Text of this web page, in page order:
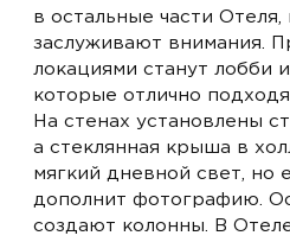
в остальные части
заслуживают внимания.
локациями станут лобби
которые отлично
На стенах установлены
а стеклянная крыша в
мягкий дневной свет, но
дополнит фотографию.
создают колонны. В